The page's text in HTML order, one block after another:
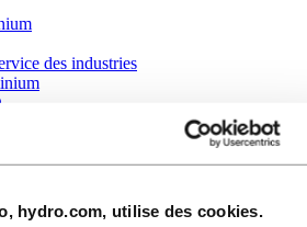
hydro.com, utilise des cookies.
des industries
durable